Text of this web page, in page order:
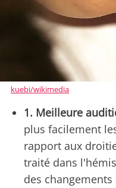
kuebi/wikimedia
1. Meilleure
plus facilement
rapport aux
traité dans
des